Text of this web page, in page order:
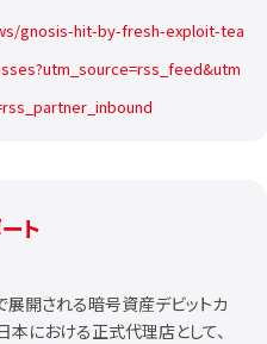
gnosis-hit-by-fresh-exploit-tea
ト
展開される暗号資産デビットカ
本における正式代理店として、